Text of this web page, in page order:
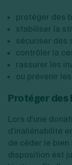
protéger des
stabiliser la
sécuriser des
contrôler la
rassurer les
ou prévenir
Protéger des
Lors d'une
d'inaliénabilité
de céder le
disposition est